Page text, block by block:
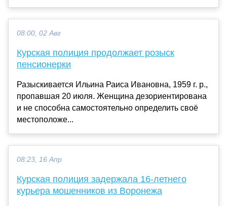
08:00, 02 Авг
Курская полиция продолжает розыск
пенсионерки
Разыскивается Ильина Раиса Ивановна, 1959 г. р.,
пропавшая 20 июля. Женщина дезориентирована
и не способна самостоятельно определить своё
местоположе...
08:23, 16 Апр
Курская полиция задержала 16-летнего
курьера мошенников из Воронежа